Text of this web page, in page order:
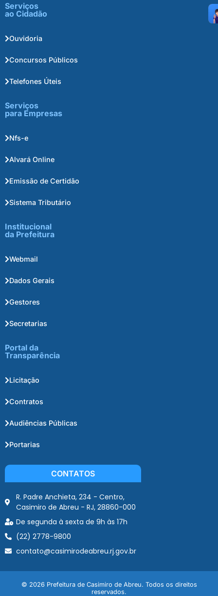
Serviços
ao Cidadão
Ouvidoria
Concursos Públicos
Telefones Úteis
Serviços
para Empresas
Nfs-e
Alvará Online
Emissão de Certidão
Sistema Tributário
Institucional
da Prefeitura
Webmail
Dados Gerais
Gestores
Secretarias
Portal da
Transparência
Licitação
Contratos
Audiências Públicas
Portarias
CONTATOS
R. Padre Anchieta, 234 - Centro,
Casimiro de Abreu - RJ, 28860-000
De segunda à sexta de 9h às 17h
(22) 2778-9800
contato@casimirodeabreu.rj.gov.br
© 2026 Prefeitura de Casimiro de Abreu. Todos os direitos
reservados.